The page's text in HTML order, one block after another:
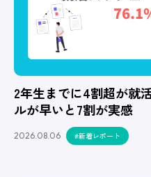
2年生までに4割超が就
ルが早いと7割が実感
2026.08.06 #新着レポート